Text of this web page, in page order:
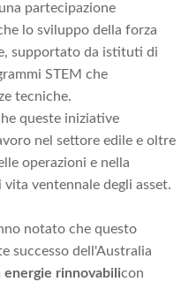
partecipazione
lo sviluppo della forza
supportato da istituti di
STEM che
tecniche.
queste iniziative
nel settore edile e oltre
operazioni e nella
ventennale degli asset.
notato che questo
successo dell'Australia
rinnovabilicon